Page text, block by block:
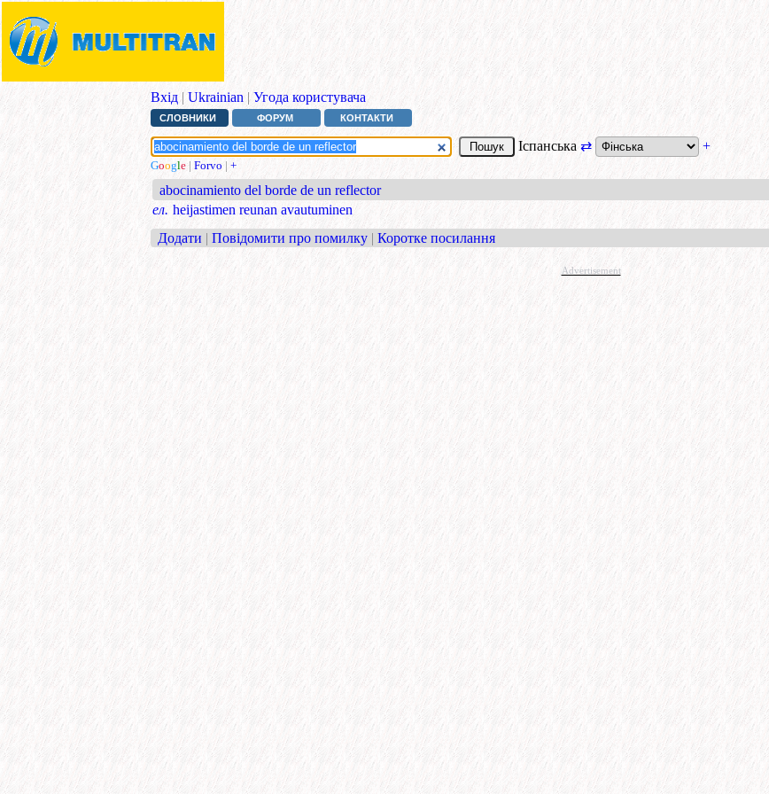
Вхід | Ukrainian | Угода користувача
СЛОВНИКИ ФОРУМ КОНТАКТИ
Іспанська ⇄ +
Google | Forvo | +
abocinamiento del borde de un reflector
ел. heijastimen reunan avautuminen
Додати | Повідомити про помилку | Коротке посилання
Advertisement